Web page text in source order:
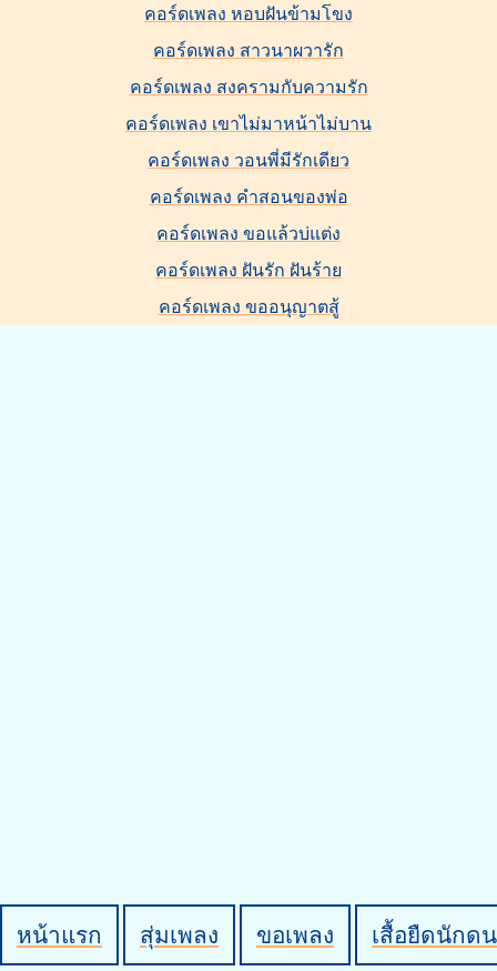
คอร์ดเพลง หอบฝันข้ามโขง
คอร์ดเพลง สาวนาผวารัก
คอร์ดเพลง สงครามกับความรัก
คอร์ดเพลง เขาไม่มาหน้าไม่บาน
คอร์ดเพลง วอนพี่มีรักเดียว
คอร์ดเพลง คำสอนของพ่อ
คอร์ดเพลง ขอแล้วบ่แต่ง
คอร์ดเพลง ฝันรัก ฝันร้าย
คอร์ดเพลง ขออนุญาตสู้
หน้าแรก สุ่มเพลง ขอเพลง เสื้อยืดนักด